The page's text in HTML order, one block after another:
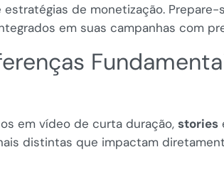
de monetização.
em suas campanhas com
em vídeo de curta duração, stories
distintas que impactam